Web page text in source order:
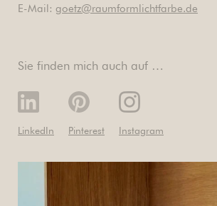
E-Mail: goetz@raumformlichtfarbe.de
Sie finden mich auch auf …
LinkedIn Pinterest Instagram